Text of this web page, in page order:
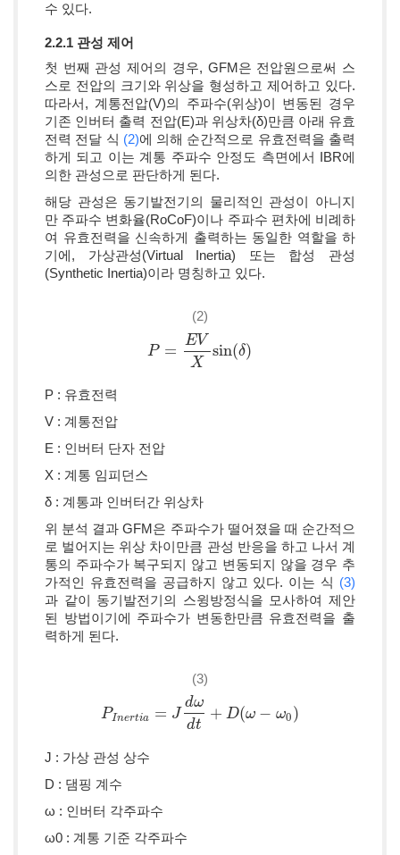
수 있다.
2.2.1 관성 제어
첫 번째 관성 제어의 경우, GFM은 전압원으로써 스
스로 전압의 크기와 위상을 형성하고 제어하고 있다.
따라서, 계통전압(V)의 주파수(위상)이 변동된 경우
기존 인버터 출력 전압(E)과 위상차(δ)만큼 아래 유효
전력 전달 식 (2)에 의해 순간적으로 유효전력을 출력
하게 되고 이는 계통 주파수 안정도 측면에서 IBR에
의한 관성으로 판단하게 된다.
해당 관성은 동기발전기의 물리적인 관성이 아니지
만 주파수 변화율(RoCoF)이나 주파수 편차에 비례하
여 유효전력을 신속하게 출력하는 동일한 역할을 하
기에, 가상관성(Virtual Inertia) 또는 합성 관성
(Synthetic Inertia)이라 명칭하고 있다.
(2)
P =
EV
X
sin(δ)
P= EV Xsin(δ)
P : 유효전력
V : 계통전압
E : 인버터 단자 전압
X : 계통 임피던스
δ : 계통과 인버터간 위상차
위 분석 결과 GFM은 주파수가 떨어졌을 때 순간적으
로 벌어지는 위상 차이만큼 관성 반응을 하고 나서 계
통의 주파수가 복구되지 않고 변동되지 않을 경우 추
가적인 유효전력을 공급하지 않고 있다. 이는 식 (3)
과 같이 동기발전기의 스윙방정식을 모사하여 제안
된 방법이기에 주파수가 변동한만큼 유효전력을 출
력하게 된다.
(3)
PInertia = J
dω
dt
+ D(ω − ω0)
PInertia= Jd ωdt+D (ω −ω0)
J : 가상 관성 상수
D : 댐핑 계수
ω : 인버터 각주파수
ω0 : 계통 기준 각주파수